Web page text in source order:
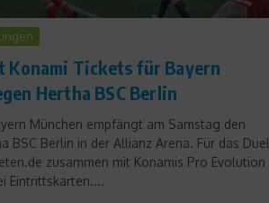
Konami Tickets für Bayern
Hertha BSC Berlin
München empfängt am Samstag den
BSC Berlin in der Allianz Arena. Für das
zusammen mit Konamis Pro Evolution
Eintrittskarten....